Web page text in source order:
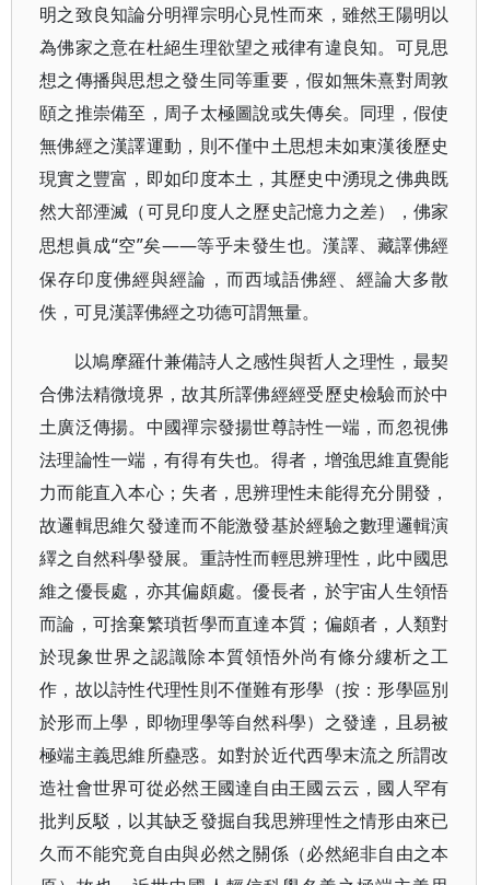
明之致良知論分明禪宗明心見性而來，雖然王陽明以
為佛家之意在杜絕生理欲望之戒律有違良知。可見思
想之傳播與思想之發生同等重要，假如無朱熹對周敦
頤之推崇備至，周子太極圖說或失傳矣。同理，假使
無佛經之漢譯運動，則不僅中土思想未如東漢後歷史
現實之豐富，即如印度本土，其歷史中湧現之佛典既
然大部湮滅（可見印度人之歷史記憶力之差），佛家
思想眞成“空”矣——等乎未發生也。漢譯、藏譯佛經
保存印度佛經與經論，而西域語佛經、經論大多散
佚，可見漢譯佛經之功德可謂無量。
以鳩摩羅什兼備詩人之感性與哲人之理性，最契
合佛法精微境界，故其所譯佛經經受歷史檢驗而於中
土廣泛傳揚。中國禪宗發揚世尊詩性一端，而忽視佛
法理論性一端，有得有失也。得者，增強思維直覺能
力而能直入本心；失者，思辨理性未能得充分開發，
故邏輯思維欠發達而不能激發基於經驗之數理邏輯演
繹之自然科學發展。重詩性而輕思辨理性，此中國思
維之優長處，亦其偏頗處。優長者，於宇宙人生領悟
而論，可捨棄繁瑣哲學而直達本質；偏頗者，人類對
於現象世界之認識除本質領悟外尚有條分縷析之工
作，故以詩性代理性則不僅難有形學（按：形學區別
於形而上學，即物理學等自然科學）之發達，且易被
極端主義思維所蠱惑。如對於近代西學末流之所謂改
造社會世界可從必然王國達自由王國云云，國人罕有
批判反駁，以其缺乏發掘自我思辨理性之情形由來已
久而不能究竟自由與必然之關係（必然絕非自由之本